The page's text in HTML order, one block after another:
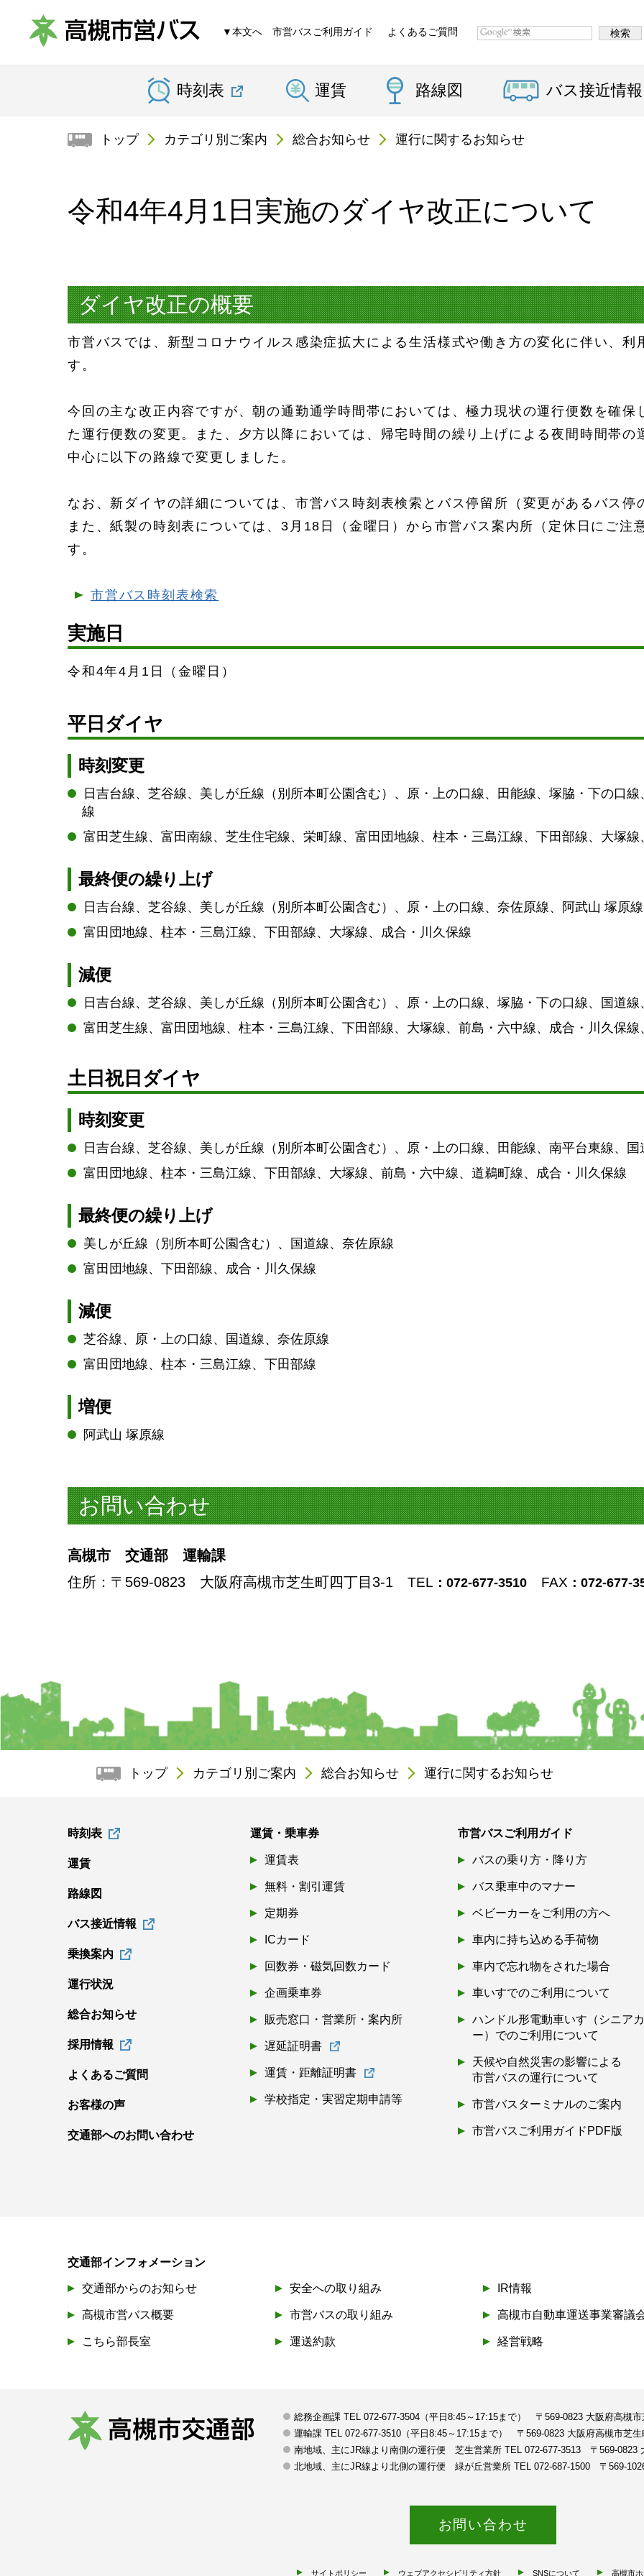
槻
市
ス
▼本文へ 市営バスご利用ガイド よくあるご質問
時刻表 運賃 路線図 バス接近情報
トップ カテゴリ別ご案内 総合お知らせ 運行に関するお知らせ
令和4年4月1日実施のダイヤ改正について
ダイヤ改正の概要
市営バスでは、新型コロナウイルス感染症拡大による生活様式や働き方の変化に伴い、
す。
今回の主な改正内容ですが、朝の通勤通学時間帯においては、極力現状の運行便数を確
た運行便数の変更。また、夕方以降においては、帰宅時間の繰り上げによる夜間時間帯
中心に以下の路線で変更しました。
なお、新ダイヤの詳細については、市営バス時刻表検索とバス停留所（変更があるバス停
また、紙製の時刻表については、3月18日（金曜日）から市営バス案内所（定休日にご注
す。
市営バス時刻表検索
実施日
令和4年4月1日（金曜日）
平日ダイヤ
時刻変更
日吉台線、芝谷線、美しが丘線（別所本町公園含む）、原・上の口線、田能線、塚脇・下の口
線
富田芝生線、富田南線、芝生住宅線、栄町線、富田団地線、柱本・三島江線、下田部線、大塚
最終便の繰り上げ
日吉台線、芝谷線、美しが丘線（別所本町公園含む）、原・上の口線、奈佐原線、阿武山 塚原線
富田団地線、柱本・三島江線、下田部線、大塚線、成合・川久保線
減便
日吉台線、芝谷線、美しが丘線（別所本町公園含む）、原・上の口線、塚脇・下の口線、国道線
富田芝生線、富田団地線、柱本・三島江線、下田部線、大塚線、前島・六中線、成合・川久保線
土日祝日ダイヤ
時刻変更
日吉台線、芝谷線、美しが丘線（別所本町公園含む）、原・上の口線、田能線、南平台東線、
富田団地線、柱本・三島江線、下田部線、大塚線、前島・六中線、道鵜町線、成合・川久保線
最終便の繰り上げ
美しが丘線（別所本町公園含む）、国道線、奈佐原線
富田団地線、下田部線、成合・川久保線
減便
芝谷線、原・上の口線、国道線、奈佐原線
富田団地線、柱本・三島江線、下田部線
増便
阿武山 塚原線
お問い合わせ
高槻市 交通部 運輸課
住所 ：〒569-0823 大阪府高槻市芝生町四丁目3-1 TEL ：072-677-3510 FAX ：072-677-
トップ カテゴリ別ご案内 総合お知らせ 運行に関するお知らせ
時刻表
運賃
路線図
バス接近情報
乗換案内
運行状況
総合お知らせ
採用情報
よくあるご質問
お客様の声
交通部へのお問い合わせ
運賃・乗車券
運賃表
無料・割引運賃
定期券
ICカード
回数券・磁気回数カード
企画乗車券
販売窓口・営業所・案内所
遅延証明書
運賃・距離証明書
学校指定・実習定期申請等
市営バスご利用ガイド
バスの乗り方・降り方
バス乗車中のマナー
ベビーカーをご利用の方へ
車内に持ち込める手荷物
車内で忘れ物をされた場合
車いすでのご利用について
ハンドル形電動車いす（シニア
ー）でのご利用について
天候や自然災害の影響による
市営バスの運行について
市営バスターミナルのご案内
市営バスご利用ガイドPDF版
交通部インフォメーション
交通部からのお知らせ
高槻市営バス概要
こちら部長室
安全への取り組み
市営バスの取り組み
運送約款
IR情報
高槻市自動車運送事業審議
経営戦略
高
部
総務企画課TEL 072-677-3504（平日8:45～17:15まで）〒569-0823 大阪府高槻
運輸課TEL 072-677-3510（平日8:45～17:15まで）〒569-0823 大阪府高槻市芝
南地域、主にJR線より南側の運行便 芝生営業所TEL 072-677-3513〒569-0823
北地域、主にJR線より北側の運行便 緑が丘営業所TEL 072-687-1500〒569-
お問い合わせ
サイトポリシー ウェブアクセシビリティ方針 SNSについて 高槻市